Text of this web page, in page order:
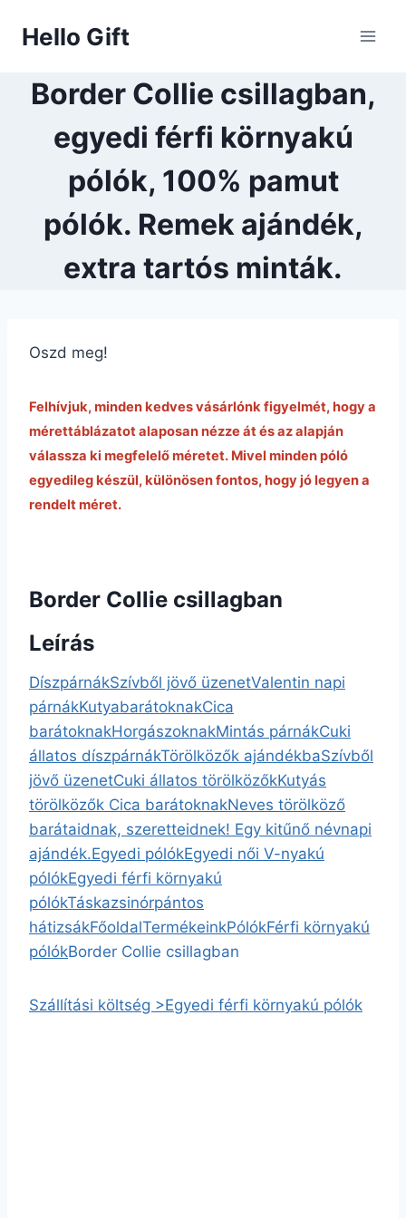
Hello Gift
Border Collie csillagban,
egyedi férfi környakú
pólók, 100% pamut
pólók. Remek ajándék,
extra tartós minták.
Oszd meg!
Felhívjuk, minden kedves vásárlónk figyelmét, hogy a
mérettáblázatot alaposan nézze át és az alapján
válassza ki megfelelő méretet. Mivel minden póló
egyedileg készül, különösen fontos, hogy jó legyen a
rendelt méret.
Border Collie csillagban
Leírás
DíszpárnákSzívből jövő üzenetValentin napi
párnákKutyabarátoknakCica
barátoknakHorgászoknakMintás párnákCuki
állatos díszpárnákTörölközők ajándékbaSzívből
jövő üzenetCuki állatos törölközőkKutyás
törölközők Cica barátoknakNeves törölköző
barátaidnak, szeretteidnek! Egy kitűnő névnapi
ajándék.Egyedi pólókEgyedi női V-nyakú
pólókEgyedi férfi környakú
pólókTáskazsinórpántos
hátizsákFőoldalTermékeinkPólókFérfi környakú
pólókBorder Collie csillagban
Szállítási költség >Egyedi férfi környakú pólók